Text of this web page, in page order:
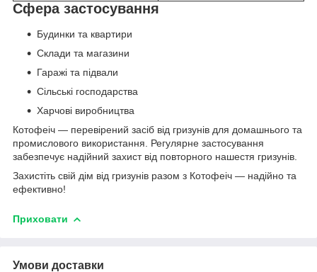
Сфера застосування
Будинки та квартири
Склади та магазини
Гаражі та підвали
Сільські господарства
Харчові виробництва
Котофеіч — перевірений засіб від гризунів для домашнього та
промислового використання. Регулярне застосування
забезпечує надійний захист від повторного нашестя гризунів.
Захистіть свій дім від гризунів разом з Котофеіч — надійно та
ефективно!
Приховати
Умови доставки